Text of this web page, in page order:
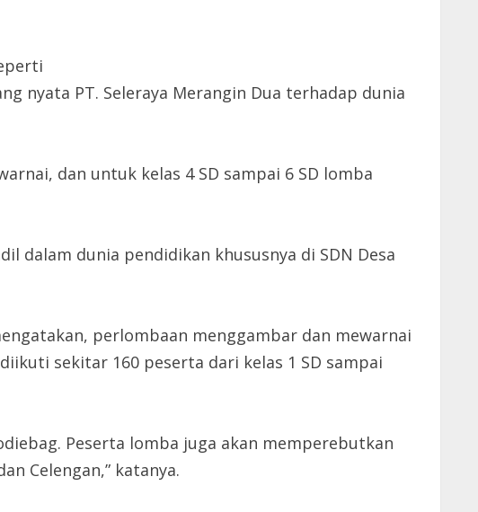
nyata PT. Seleraya Merangin Dua terhadap dunia
dan untuk kelas 4 SD sampai 6 SD lomba
dalam dunia pendidikan khususnya di SDN Desa
perlombaan menggambar dan mewarnai
sekitar 160 peserta dari kelas 1 SD sampai
Peserta lomba juga akan memperebutkan
Celengan,” katanya.